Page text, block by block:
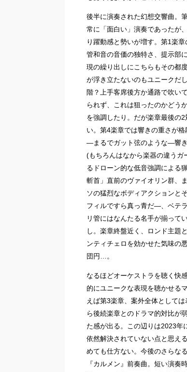
後半に演奏された幻想交響曲。
常に「面白い」演奏であったが
り躍動感と勢いが増す。第1楽
管和音の音価の独特さ、提示部
現の繰り出しにこちらもその都
が浮き立たないのもユニークだ
階？上手客席後方か通路で吹い
られず、これは狙ったのかどう
を強調したり。だが楽章最後の
い。第4楽章では響きの重さが
―まるでガット弦のような―響
(もちろんはなから楽器の違うガ
るドローン的な低音強調による
斬首」直前のヴァイオリン群、
ソの猛烈なボディアクションと
フィルですら真っ青だ―、ベテ
リ管にはなんたる名手が揃って
し。楽章終盤近く、ロンド主題
ンティチェロを効かせた気味の
団円…。
なるほどオーケストラを聴く快
的にユニークな表現を聴かせる
えば第3楽章、案外全体として
ら後続楽章とのドラマ的対比が
た感が出る。この辺りは2023年
依然解決されていない点と思え
めても仕方ない。今後のさらな
『カルメン』前奏曲。短い演